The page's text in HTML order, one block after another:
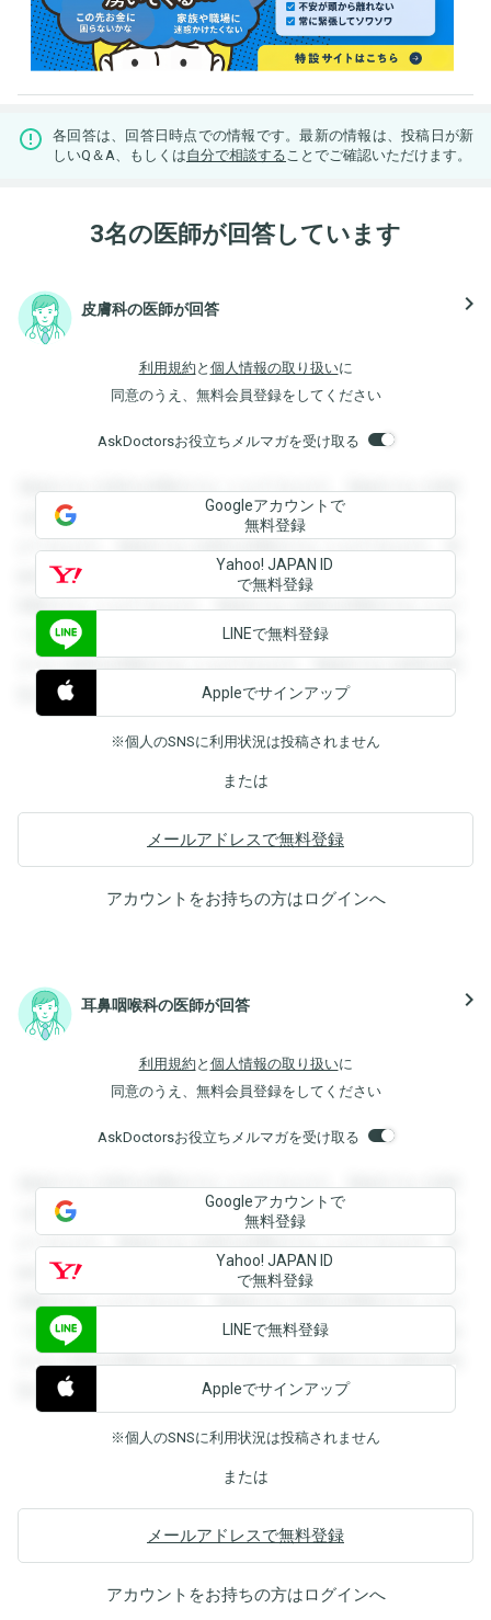
各回答は、回答日時点での情報です。最新の情報は、投稿日が新
しいQ＆A、もしくは自分で相談する ことでご確認いただけます。
3名の医師が回答しています
皮膚科の医師が回答 navigate_next
利用規約 と 個人情報の取り扱いに
同意のうえ、無料会員登録をしてください
AskDoctorsお役立ちメルマガを受け取る
登録すると回答を閲覧することができます。登録すると回答
を閲覧することができます。登録すると回答を閲覧すること
ができます。登録すると回答を閲覧することができます。登
録すると回答を閲覧することができます。登録すると回答を
閲覧することができます。登録すると回答を閲覧することが
できます。登録すると回答を閲覧することができます。登録
すると回答を閲覧することができます。登録すると回答を閲
覧することができます。
Googleアカウントで
無料登録
Yahoo! JAPAN ID
で無料登録
LINEで無料登録
Appleでサインアップ
※個人のSNSに利用状況は投稿されません
または
メールアドレスで無料登録
アカウントをお持ちの方はログインへ
耳鼻咽喉科の医師が回答 navigate_next
利用規約 と 個人情報の取り扱いに
同意のうえ、無料会員登録をしてください
AskDoctorsお役立ちメルマガを受け取る
登録すると回答を閲覧することができます。登録すると回答
を閲覧することができます。登録すると回答を閲覧すること
ができます。登録すると回答を閲覧することができます。登
録すると回答を閲覧することができます。登録すると回答を
閲覧することができます。登録すると回答を閲覧することが
できます。登録すると回答を閲覧することができます。登録
すると回答を閲覧することができます。登録すると回答を閲
覧することができます。
Googleアカウントで
無料登録
Yahoo! JAPAN ID
で無料登録
LINEで無料登録
Appleでサインアップ
※個人のSNSに利用状況は投稿されません
または
メールアドレスで無料登録
アカウントをお持ちの方はログインへ